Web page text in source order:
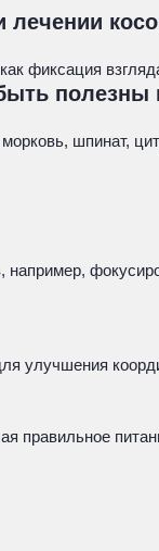
лечении
фиксация
полезны
шпинат,
улучшения
правильное